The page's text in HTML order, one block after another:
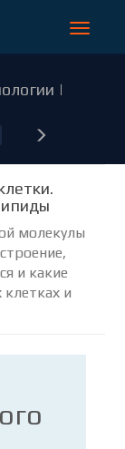
Toggle
|
молекулы
и какие
и